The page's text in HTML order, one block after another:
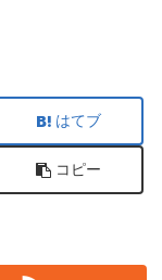
はてブ
コピー